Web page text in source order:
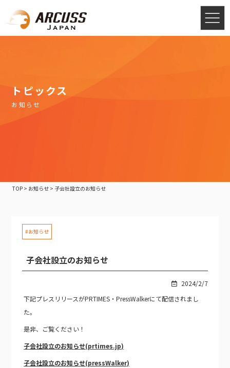
トピックス
お知らせ
TOP > お知らせ >子会社設立のお知らせ
#お知らせ
子会社設立のお知らせ
2024/2/7
下記プレスリリースがPRTIMES・PressWalkerにて配信されまし
た。
是非、ご覧ください！
子会社設立のお知らせ(prtimes.jp)
子会社設立のお知らせ(pressWalker)